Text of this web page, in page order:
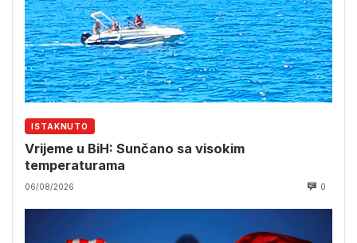
ISTAKNUTO
Vrijeme u BiH: Sunčano sa visokim
temperaturama
06/08/2026 0